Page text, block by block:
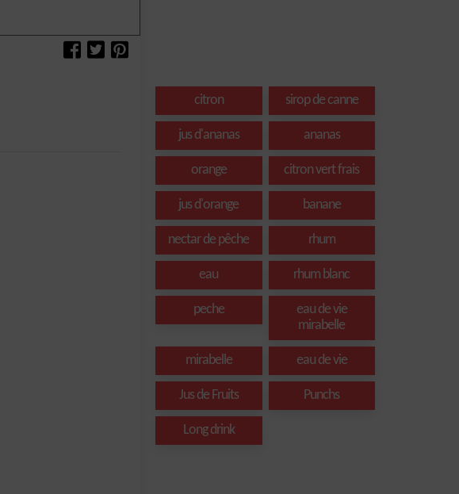
citron sirop de canne
jus d'ananas ananas
orange citron vert frais
jus d'orange banane
nectar de pêche rhum
eau rhum blanc
peche
eau de vie
mirabelle
mirabelle eau de vie
Jus de Fruits Punchs
Long drink